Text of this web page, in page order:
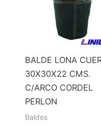
BALDE LONA
30X30X22 CMS.
C/ARCO CORDEL
PERLON
Baldes